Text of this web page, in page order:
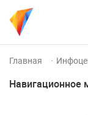
Главная
Навигационное